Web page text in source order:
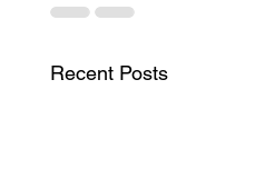
Recent Posts